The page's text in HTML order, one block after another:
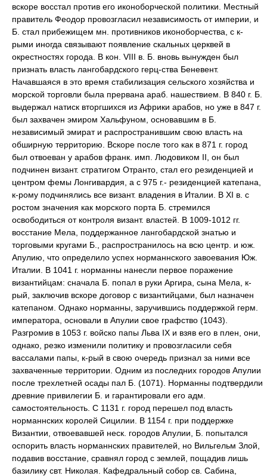
вскоре восстал против его иконоборческой политики. Местный
правитель Феодор провозгласил независимость от империи, и
Б. стал прибежищем мн. противников иконоборчества, с к-
рыми иногда связывают появление скальных церквей в
окрестностях города. В кон. VIII в. Б. вновь вынужден был
признать власть лангобардского герц-ства Беневент.
Начавшаяся в это время стабилизация сельского хозяйства и
морской торговли была прервана араб. нашествием. В 840 г. Б.
выдержал натиск вторгшихся из Африки арабов, но уже в 847 г.
был захвачен эмиром Хальфуном, основавшим в Б.
независимый эмират и распространившим свою власть на
обширную территорию. Вскоре после того как в 871 г. город
был отвоеван у арабов франк. имп. Людовиком II, он был
подчинен визант. стратигом Отранто, стал его резиденцией и
центром фемы Лонгивардия, а с 975 г.- резиденцией катепана,
к-рому подчинялись все визант. владения в Италии. В XI в. с
ростом значения как морского порта Б. стремился
освободиться от контроля визант. властей. В 1009-1012 гг.
восстание Мела, поддержанное лангобардской знатью и
торговыми кругами Б., распространилось на всю центр. и юж.
Апулию, что определило успех норманнского завоевания Юж.
Италии. В 1041 г. норманны нанесли первое поражение
византийцам: сначала Б. попал в руки Аргира, сына Мела, к-
рый, заключив вскоре договор с византийцами, был назначен
катепаном. Однако норманны, заручившись поддержкой герм.
императора, основали в Апулии свое графство (1043).
Разгромив в 1053 г. войско папы Льва IX и взяв его в плен, они,
однако, резко изменили политику и провозгласили себя
вассалами папы, к-рый в свою очередь признал за ними все
захваченные территории. Одним из последних городов Апулии
после трехлетней осады пал Б. (1071). Норманны подтвердили
древние привилегии Б. и гарантировали его адм.
самостоятельность. С 1131 г. город перешел под власть
норманнских королей Сицилии. В 1154 г. при поддержке
Византии, отвоевавшей неск. городов Апулии, Б. попытался
оспорить власть норманнских правителей, но Вильгельм Злой,
подавив восстание, сравнял город с землей, пощадив лишь
базилику свт. Николая. Кафедральный собор св. Сабина,